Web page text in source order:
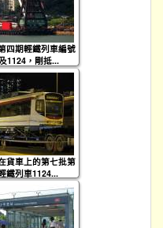
四期輕鐵列車編號
1124，剛抵...
貨車上的第七批第
鐵列車1124...